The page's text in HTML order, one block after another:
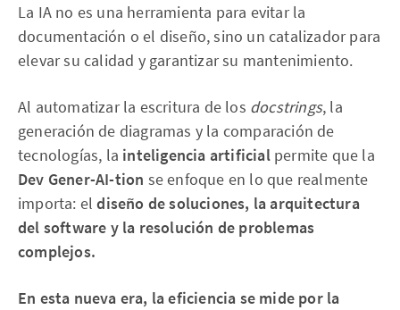
La IA no es una herramienta para evitar la
documentación o el diseño, sino un catalizador para
elevar su calidad y garantizar su mantenimiento.
Al automatizar la escritura de los docstrings, la
generación de diagramas y la comparación de
tecnologías, la inteligencia artificial permite que la
Dev Gener-AI-tion se enfoque en lo que realmente
importa: el diseño de soluciones, la arquitectura
del software y la resolución de problemas
complejos.
En esta nueva era, la eficiencia se mide por la